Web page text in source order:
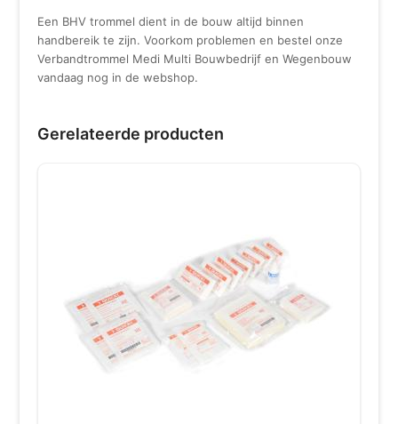
Een BHV trommel dient in de bouw altijd binnen
handbereik te zijn. Voorkom problemen en bestel onze
Verbandtrommel Medi Multi Bouwbedrijf en Wegenbouw
vandaag nog in de webshop.
Gerelateerde producten